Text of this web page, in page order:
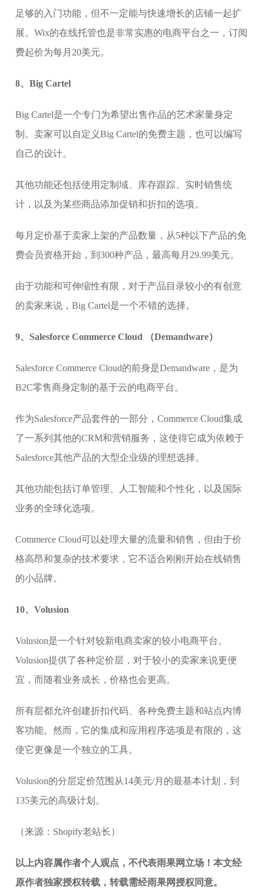
足够的入门功能，但不一定能与快速增长的店铺一起扩
展。Wix的在线托管也是非常实惠的电商平台之一，订阅
费起价为每月20美元。
8、Big Cartel
Big Cartel是一个专门为希望出售作品的艺术家量身定
制。卖家可以自定义Big Cartel的免费主题，也可以编写
自己的设计。
其他功能还包括使用定制域、库存跟踪、实时销售统
计，以及为某些商品添加促销和折扣的选项。
每月定价基于卖家上架的产品数量，从5种以下产品的免
费会员资格开始，到300种产品，最高每月29.99美元。
由于功能和可伸缩性有限，对于产品目录较小的有创意
的卖家来说，Big Cartel是一个不错的选择。
9、Salesforce Commerce Cloud （Demandware）
Salesforce Commerce Cloud的前身是Demandware，是为
B2C零售商身定制的基于云的电商平台。
作为Salesforce产品套件的一部分，Commerce Cloud集成
了一系列其他的CRM和营销服务，这使得它成为依赖于
Salesforce其他产品的大型企业级的理想选择。
其他功能包括订单管理、人工智能和个性化，以及国际
业务的全球化选项。
Commerce Cloud可以处理大量的流量和销售，但由于价
格高昂和复杂的技术要求，它不适合刚刚开始在线销售
的小品牌。
10、Volusion
Volusion是一个针对较新电商卖家的较小电商平台。
Volusion提供了各种定价层，对于较小的卖家来说更便
宜，而随着业务成长，价格也会更高。
所有层都允许创建折扣代码、各种免费主题和站点内博
客功能。然而，它的集成和应用程序选项是有限的，这
使它更像是一个独立的工具。
Volusion的分层定价范围从14美元/月的最基本计划，到
135美元的高级计划。
（来源：Shopify老站长）
以上内容属作者个人观点，不代表雨果网立场！本文经
原作者独家授权转载，转载需经雨果网授权同意。